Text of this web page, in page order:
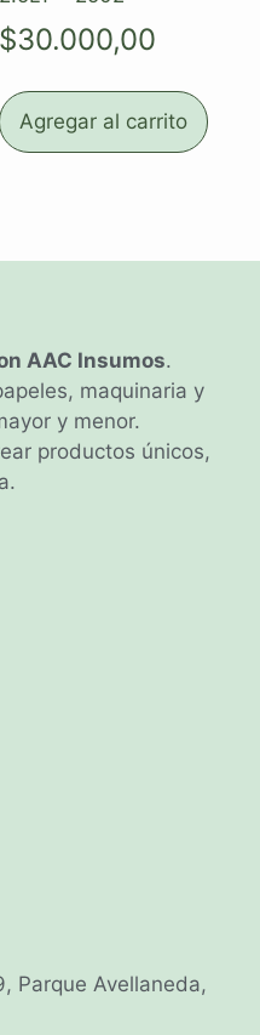
$30.000,00
Agregar al carrito
AAC Insumos.
maquinaria y
y menor.
productos únicos,
Parque Avellaneda,